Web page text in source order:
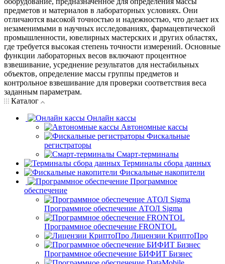
предметов и материалов в лабораторных условиях. Они
отличаются высокой точностью и надежностью, что делает их
незаменимыми в научных исследованиях, фармацевтической
промышленности, ювелирных мастерских и других областях,
где требуется высокая степень точности измерений. Основные
функции лабораторных весов включают процентное
взвешивание, усреднение результатов для нестабильных
объектов, определение массы группы предметов и
контрольное взвешивание для проверки соответствия веса
заданным параметрам.
Каталог
Онлайн кассы
Автономные кассы
Фискальные
регистраторы
Смарт-терминалы
Терминалы сбора данных
Фискальные накопители
Программное
обеспечение
Программное обеспечение АТОЛ Sigma
Программное обеспечение FRONTOL
Лицензии КриптоПро
Программное обеспечение БИФИТ Бизнес